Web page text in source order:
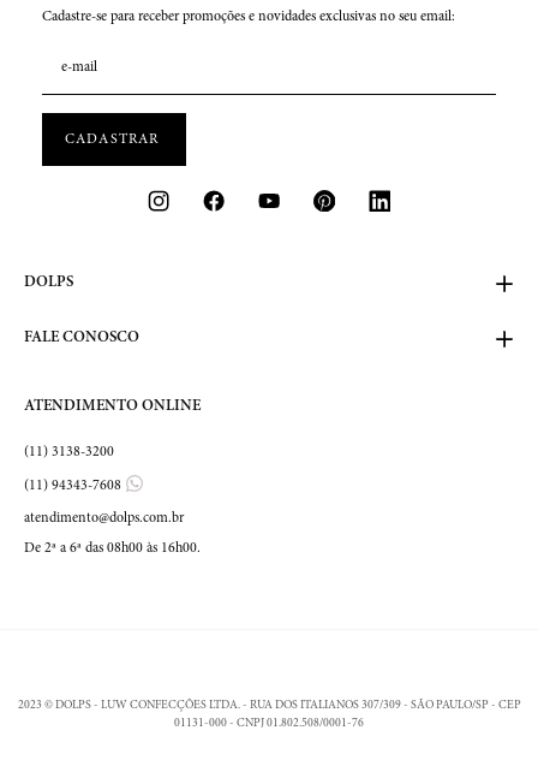
Cadastre-se para receber promoções e novidades exclusivas no seu email:
DOLPS
FALE CONOSCO
ATENDIMENTO ONLINE
(11) 3138-3200
(11) 94343-7608
atendimento@dolps.com.br
De 2ª a 6ª das 08h00 às 16h00.
2023 © DOLPS - LUW CONFECÇÕES LTDA. - RUA DOS ITALIANOS 307/309 - SÃO PAULO/SP - CEP
01131-000 - CNPJ 01.802.508/0001-76